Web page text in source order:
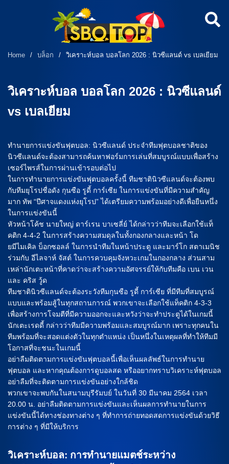
Home / บล็อก / วิเคราะห์บอล บอลโลก 2026 : นิวซีแลนด์ vs เบลเยียม
วิเคราะห์บอล บอลโลก 2026 : นิวซีแลนด์
vs เบลเยียม
ทำนายการแข่งขันฟุตบอล: นิวซีแลนด์ ประจำทีมฟุตบอลชาติของ
นิวซีแลนด์จะต้องสามารถค้นหาฟอร์มการเล่นที่สมบูรณ์แบบเพื่อสร้าง
เซอร์ไพรส์ในการผ่านเข้ารอบต่อไป
ในการทำนายการแข่งขันฟุตบอลครั้งนี้ ทีมชาตินิวซีแลนด์จะต้องพบ
กับทีมยุโรปชื่อดัง กุนซือ รูดี้ การ์เซีย ในการแข่งขันที่มีความสำคัญ
มาก ทัพ “ปีศาจแดงแห่งยุโรป” ได้เตรียมความพร้อมอย่างดีเพื่อยืนหนึ่ง
ในการแข่งขันนี้
หัวหน้าโค้ช นายใหญ่ ดาร์เรน บาเซลี่ย์ ได้กล่าวว่าทีมจะเลือกใช้แท็
คติก 4-4-2 ในการสร้างความสมดุลในทั้งกองกลางและหน้า โด
ยมีไมเคิล บ็อกซอลล์ ในการนำทีมในหน้าประตู และมาร์โก สตาเมนิช
ร่วมกับ อีไลจาห์ จัสต์ ในการควบคุมจังหวะเกมในกองกลาง ส่วนสาม
เหล่านักเตะหน้าที่คาดว่าจะสร้างความอัศจรรย์ให้กับทีมคือ เบน เวน
และ คริส วู้ด
ทีมชาตินิวซีแลนด์จะต้องระวังทีมกุนซือ รูดี้ การ์เซีย ที่มีทีมที่สมบูรณ์
แบบและพร้อมสู้ในทุกสถานการณ์ พวกเขาจะเลือกใช้แท็คติก 4-3-3
เพื่อสร้างการโจมตีที่มีความออกจะและหวังว่าจะทำประตูได้ในเกมนี้
นักเตะเรดดี้ กล่าวว่าทีมมีความพร้อมและสมบูรณ์มาก เพราะทุกคนใน
ทีมพร้อมที่จะสอดแต่งตัวในทุกตำแหน่ง เป็นหนึ่งในเหตุผลที่ทำให้ทีมมี
โอกาสที่จะชนะในเกมนี้
อย่าลืมติดตามการแข่งขันฟุตบอลนี้เพื่อเห็นผลลัพธ์ในการทำนาย
ฟุตบอล และหากคุณต้องการดูบอลสด หรืออยากทราบวิเคราะห์ฟุตบอล
อย่าลืมที่จะติดตามการแข่งขันอย่างใกล้ชิด
พวกเขาจะพบกันในสนามบุรีรัมบย์ ในวันที่ 30 มีนาคม 2564 เวลา
20.00 น. อย่าลืมติดตามการแข่งขันและเห็นผลการทำนายในการ
แข่งขันนี้ได้ทางช่องทางต่าง ๆ ที่ทำการถ่ายทอดสดการแข่งขันด้วยวิธี
การต่าง ๆ ที่มีให้บริการ
วิเคราะห์บอล: การทำนายแมตช์ระหว่าง